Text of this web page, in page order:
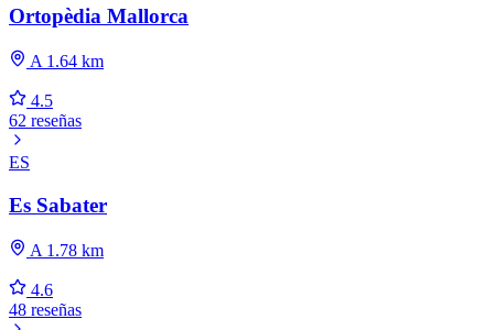
Ortopèdia Mallorca
A 1.64 km
4.5
62 reseñas
ES
Es Sabater
A 1.78 km
4.6
48 reseñas